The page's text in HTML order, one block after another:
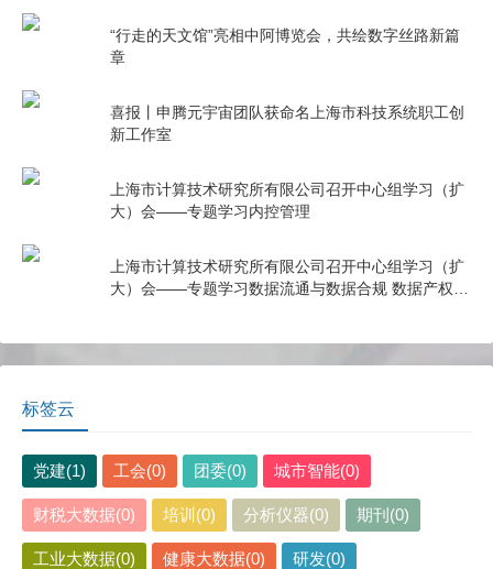
“行走的天文馆”亮相中阿博览会，共绘数字丝路新篇
章
喜报丨申腾元宇宙团队获命名上海市科技系统职工创
新工作室
上海市计算技术研究所有限公司召开中心组学习（扩
大）会——专题学习内控管理
上海市计算技术研究所有限公司召开中心组学习（扩
大）会——专题学习数据流通与数据合规 数据产权与
标签云
党建(1) 工会(0) 团委(0) 城市智能(0)
财税大数据(0) 培训(0) 分析仪器(0) 期刊(0)
工业大数据(0) 健康大数据(0) 研发(0)